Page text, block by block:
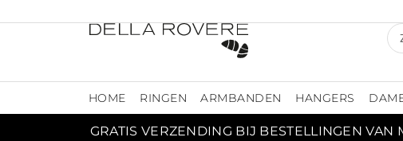
HOME RINGEN ARMBANDEN HANGERS
GRATIS VERZENDING BIJ BESTELLINGEN